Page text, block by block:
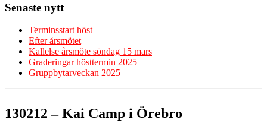
Senaste nytt
Terminsstart höst
Efter årsmötet
Kallelse årsmöte söndag 15 mars
Graderingar hösttermin 2025
Gruppbytarveckan 2025
130212 – Kai Camp i Örebro